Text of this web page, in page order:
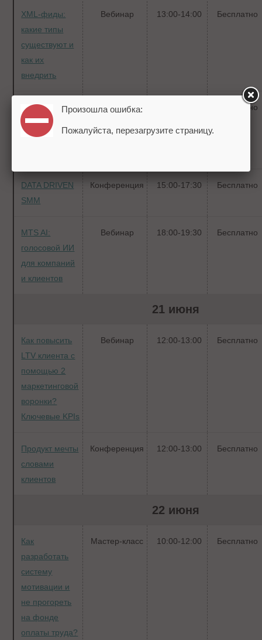
XML-фиды:
какие типы
существуют и
как их
внедрить
Вебинар 13:00-14:00 Бесплатно
Продвижение
и аналитика
для
Вебинар Бесплатно
DATA DRIVEN
SMM
Конференция 15:00-17:30 Бесплатно
MTS AI:
голосовой ИИ
для компаний
и клиентов
Вебинар 18:00-19:30 Бесплатно
21 июня
Как повысить
LTV клиента с
помощью 2
маркетинговой
воронки?
Ключевые KPIs
Вебинар 12:00-13:00 Бесплатно
Продукт мечты
словами
клиентов
Конференция 12:00-13:00 Бесплатно
22 июня
Как
разработать
систему
мотивации и
не прогореть
на фонде
оплаты труда?
Мастер-класс 10:00-12:00 Бесплатно
Произошла ошибка:
Пожалуйста, перезагрузите страницу.